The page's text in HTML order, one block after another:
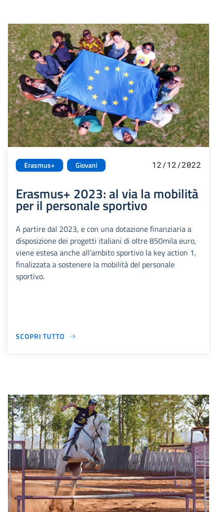
Erasmus+ Giovani 12/12/2022
Erasmus+ 2023: al via la mobilità
per il personale sportivo
A partire dal 2023, e con una dotazione finanziaria a
disposizione dei progetti italiani di oltre 850mila euro,
viene estesa anche all’ambito sportivo la key action 1,
finalizzata a sostenere la mobilità del personale
sportivo.
SCOPRI TUTTO